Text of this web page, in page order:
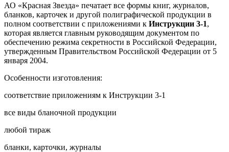
АО «Красная Звезда» печатает все формы книг, журналов,
бланков, карточек и другой полиграфической продукции в
полном соответствии с приложениями к Инструкции 3-1,
которая является главным руководящим документом по
обеспечению режима секретности в Российской Федерации,
утвержденным Правительством Российской Федерации от 5
января 2004.
Особенности изготовления:
соответствие приложениям к Инструкции 3-1
все виды бланочной продукции
любой тираж
бланки, карточки, журналы